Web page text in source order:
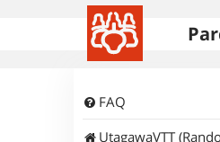
FAQ
UtagawaVTT